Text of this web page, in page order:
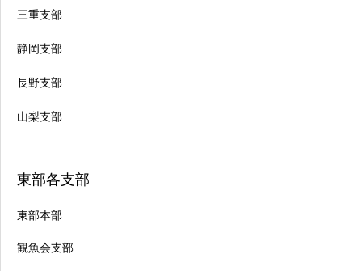
三重支部
静岡支部
長野支部
山梨支部
東部各支部
東部本部
観魚会支部